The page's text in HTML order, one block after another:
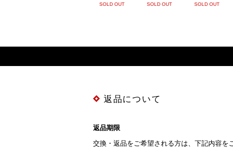
SOLD OUT
SOLD OUT
SOLD OUT
返品について
返品期限
交換・返品をご希望される方は、下記内容を